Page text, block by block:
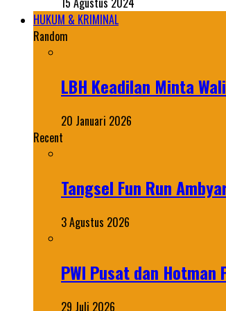
HUKUM & KRIMINAL
Random
LBH Keadilan Minta
20 Januari 2026
Recent
Tangsel Fun Run
3 Agustus 2026
PWI Pusat dan
29 Juli 2026